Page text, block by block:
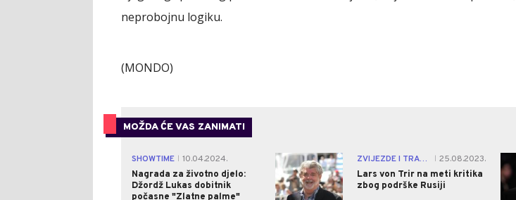
neprobojnu logiku.
(MONDO)
MOŽDA ĆE VAS ZANIMATI
SHOWTIME
10.04.2024.
Nagrada za životno djelo:
Džordž Lukas dobitnik
počasne "Zlatne palme"
0 ZVIJEZDE I TRAČEVI
25.08.2023.
Lars von Trir na meti kritika
zbog podrške Rusiji